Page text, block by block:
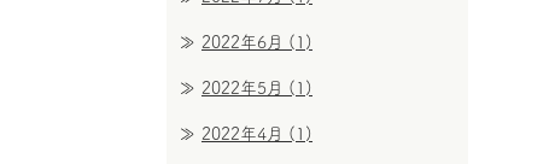
2022年6月 (1)
2022年5月 (1)
2022年4月 (1)